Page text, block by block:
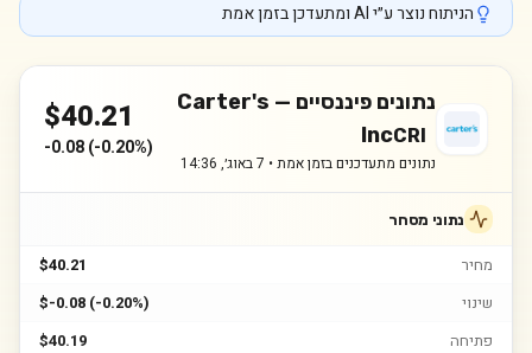
הניתוח נוצר ע״י AI ומתעדכן בזמן אמת
נתונים פיננסיים — Carter's
IncCRI
נתונים מתעדכנים בזמן אמת • 7 באוג׳, 14:36
$40.21
-0.08(-0.20%)
נתוני מסחר
מחיר
$40.21
שינוי
$-0.08 (-0.20%)
פתיחה
$40.19